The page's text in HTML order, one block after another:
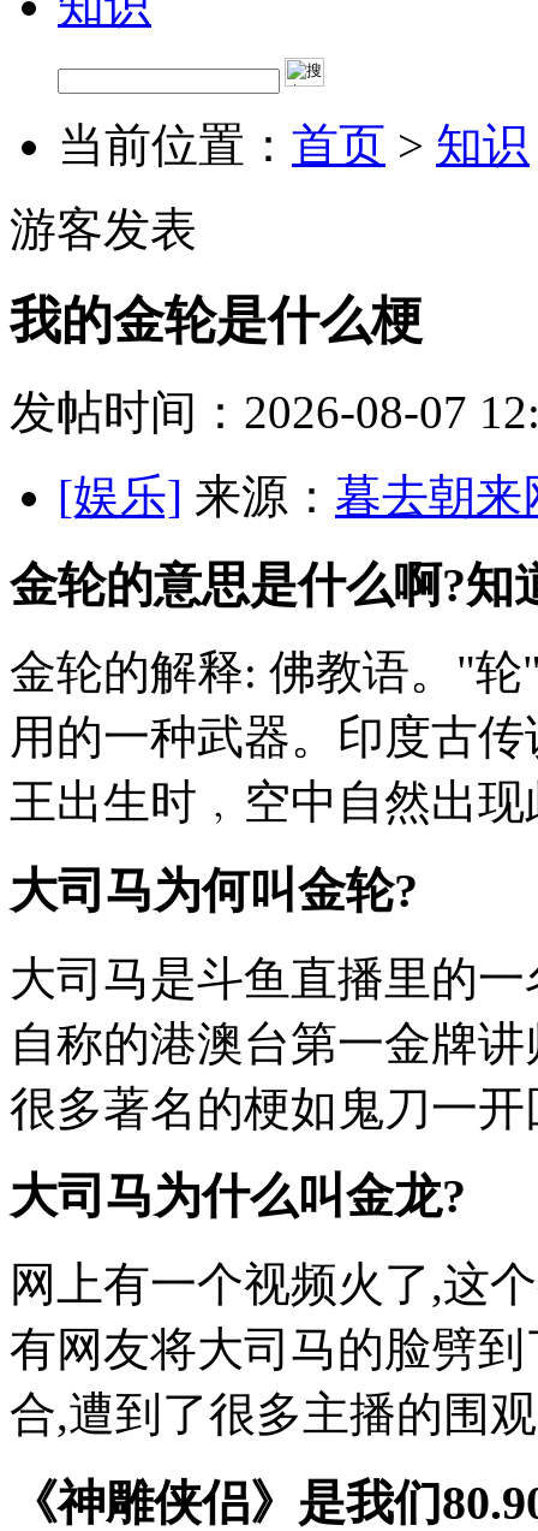
当前位置： 首页 > 知识
游客发表
我的金轮是什么梗
发帖时间：2026-08-07
[娱乐] 来源： 暮去朝来
金轮的意思是什么啊?知
金轮的解释: 佛教语。"
用的一种武器。印度古
王出生时﹐空中自然出
大司马为何叫金轮?
大司马是斗鱼直播里的
自称的港澳台第一金牌
很多著名的梗如鬼刀一
大司马为什么叫金龙?
网上有一个视频火了,这
有网友将大司马的脸劈
合,遭到了很多主播的围
《神雕侠侣》是我们